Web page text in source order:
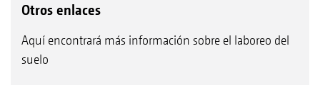
Otros enlaces
Aquí encontrará más información sobre el laboreo del
suelo